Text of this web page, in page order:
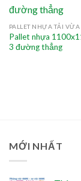
PALLET NHỰA TẢI VỪA
Pallet nhựa
3 đường thẳng
MỚI NHẤT